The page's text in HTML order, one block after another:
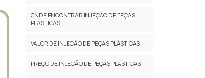
ONDE ENCONTRAR INJEÇÃO DE PEÇAS
PLÁSTICAS
VALOR DE INJEÇÃO DE PEÇAS PLÁSTICAS
PREÇO DE INJEÇÃO DE PEÇAS PLÁSTICAS